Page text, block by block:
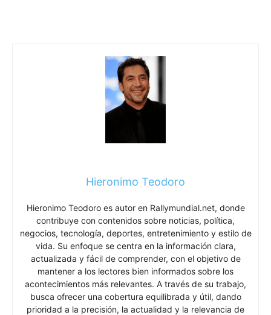
Hieronimo Teodoro
Hieronimo Teodoro es autor en Rallymundial.net, donde
contribuye con contenidos sobre noticias, política,
negocios, tecnología, deportes, entretenimiento y estilo de
vida. Su enfoque se centra en la información clara,
actualizada y fácil de comprender, con el objetivo de
mantener a los lectores bien informados sobre los
acontecimientos más relevantes. A través de su trabajo,
busca ofrecer una cobertura equilibrada y útil, dando
prioridad a la precisión, la actualidad y la relevancia de